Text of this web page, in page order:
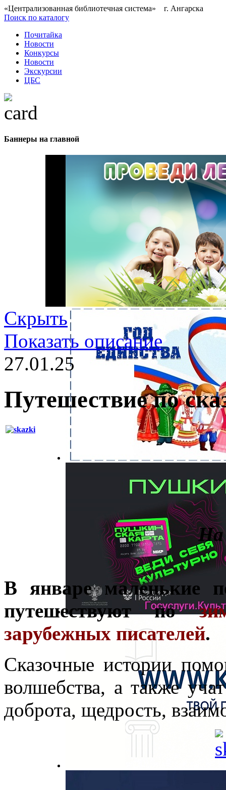
«Централизованная библиотечная система» г. Ангарска
Поиск по каталогу
Почитайка
Новости
Конкурсы
Новости
Экскурсии
ЦБС
Баннеры на главной
Скрыть
Показать описание
27.01.25
Путешествие по
На
В январе маленькие
путешествуют по
зарубежных писателей.
Сказочные истории
волшебства, а также
доброта, щедрость,